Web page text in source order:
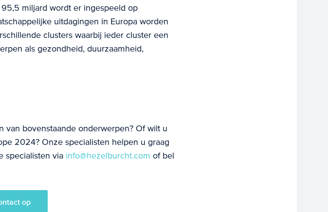
miljard wordt er ingespeeld op
uitdagingen in Europa worden
clusters waarbij ieder cluster een
als gezondheid, duurzaamheid,
bovenstaande onderwerpen? Of wilt u
2024? Onze specialisten helpen u graag
specialisten via info@hezelburcht.com of bel
op